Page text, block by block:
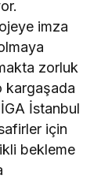
imza
zorluk
kargaşada
İstanbul
için
bekleme